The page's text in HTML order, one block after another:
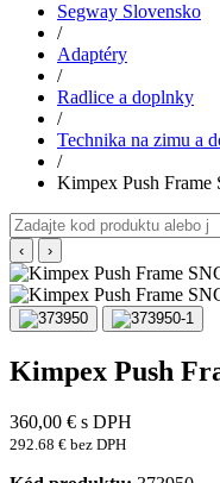
Segway Slovensko
/
Adaptéry
/
Radlice a doplnky
/
Technika na zimu a
/
Kimpex Push
‹ ›
Kimpex Push
360,00 € s DPH
292.68 € bez DPH